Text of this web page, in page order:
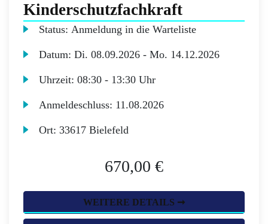
Kinderschutzfachkraft
Status:Anmeldung in die Warteliste
Datum:Di. 08.09.2026 -Mo. 14.12.2026
Uhrzeit:08:30 - 13:30 Uhr
Anmeldeschluss: 11.08.2026
Ort:33617 Bielefeld
670,00 €
WEITERE DETAILS ➞